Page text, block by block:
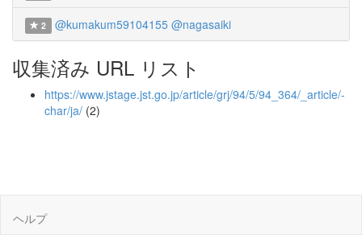
2 @kumakum59104155 @nagasaiki
収集済み URL リスト
https://www.jstage.jst.go.jp/article/grj/94/5/94_364/_article/-
char/ja/ (2)
ヘルプ